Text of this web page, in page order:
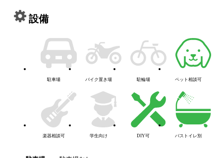
設備
駐車場 バイク置き場 駐輪場 ペット相談可
楽器相談可 学生向け DIY可 バストイレ別